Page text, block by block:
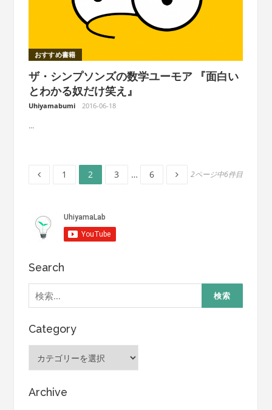
おすすめ書籍
ザ・シンプソンズの数学ユーモア 『面白い
とわかる奴だけ笑え』
Uhiyamabumi 2016-06-18
...
投
ナ
ゲ
ー
シ
ョ
ペ
ー
1
ペ
ー
2
ペ
ー
3 …
ペ
ー
6 2ページ中6件目
Search
検
索:
Category
Archive